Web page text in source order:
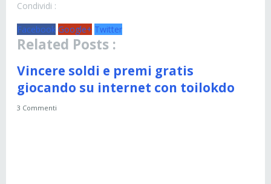
Condividi :
Facebook Google+ Twitter
Related Posts :
Vincere soldi e premi gratis
giocando su internet con toilokdo
3 Commenti